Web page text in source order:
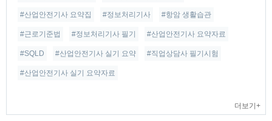
#산업안전기사 요약집 #정보처리기사 #항암 생활습관
#근로기준법 #정보처리기사 필기 #산업안전기사 요약자료
#SQLD #산업안전기사 실기 요약 #직업상담사 필기시험
#산업안전기사 실기 요약자료
더보기+